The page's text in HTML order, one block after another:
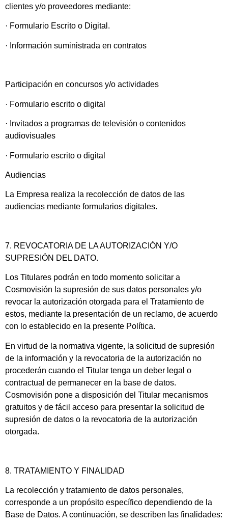
clientes y/o proveedores mediante:
· Formulario Escrito o Digital.
· Información suministrada en contratos
Participación en concursos y/o actividades
· Formulario escrito o digital
· Invitados a programas de televisión o contenidos
audiovisuales
· Formulario escrito o digital
Audiencias
La Empresa realiza la recolección de datos de las
audiencias mediante formularios digitales.
7. REVOCATORIA DE LA AUTORIZACIÓN Y/O
SUPRESIÓN DEL DATO.
Los Titulares podrán en todo momento solicitar a
Cosmovisión la supresión de sus datos personales y/o
revocar la autorización otorgada para el Tratamiento de
estos, mediante la presentación de un reclamo, de acuerdo
con lo establecido en la presente Política.
En virtud de la normativa vigente, la solicitud de supresión
de la información y la revocatoria de la autorización no
procederán cuando el Titular tenga un deber legal o
contractual de permanecer en la base de datos.
Cosmovisión pone a disposición del Titular mecanismos
gratuitos y de fácil acceso para presentar la solicitud de
supresión de datos o la revocatoria de la autorización
otorgada.
8. TRATAMIENTO Y FINALIDAD
La recolección y tratamiento de datos personales,
corresponde a un propósito específico dependiendo de la
Base de Datos. A continuación, se describen las finalidades: